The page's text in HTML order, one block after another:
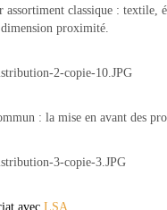
classique : textile,
proximité.
: la mise en avant des
avec LSA